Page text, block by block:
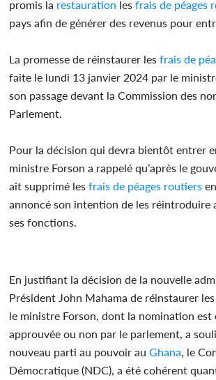
promis la restauration les frais de péages
pays afin de générer des revenus pour
La promesse de réinstaurer les frais de
faite le lundi 13 janvier 2024 par le
son passage devant la Commission des
Parlement.
Pour la décision qui devra bientôt entrer
ministre Forson a rappelé qu’après le
ait supprimé les frais de péages routiers
annoncé son intention de les réintroduire
ses fonctions.
En justifiant la décision de la nouvelle
Président John Mahama de réinstaurer les
le ministre Forson, dont la nomination est
approuvée ou non par le parlement, a
nouveau parti au pouvoir auGhana , le
Démocratique (NDC), a été cohérent